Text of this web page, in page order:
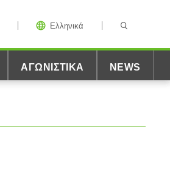
Ελληνικά
ΑΓΩΝΙΣΤΙΚΆ NEWS